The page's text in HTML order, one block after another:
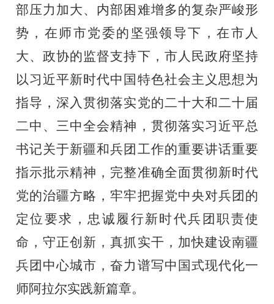
部压力加大、内部困难增多的复杂严峻形
势，在师市党委的坚强领导下，在市人
大、政协的监督支持下，市人民政府坚持
以习近平新时代中国特色社会主义思想为
指导，深入贯彻落实党的二十大和二十届
二中、三中全会精神，贯彻落实习近平总
书记关于新疆和兵团工作的重要讲话重要
指示批示精神，完整准确全面贯彻新时代
党的治疆方略，牢牢把握党中央对兵团的
定位要求，忠诚履行新时代兵团职责使
命，守正创新，真抓实干，加快建设南疆
兵团中心城市，奋力谱写中国式现代化一
师阿拉尔实践新篇章。